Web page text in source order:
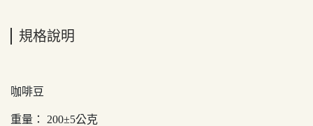
規格說明
咖啡豆
重量： 200±5公克